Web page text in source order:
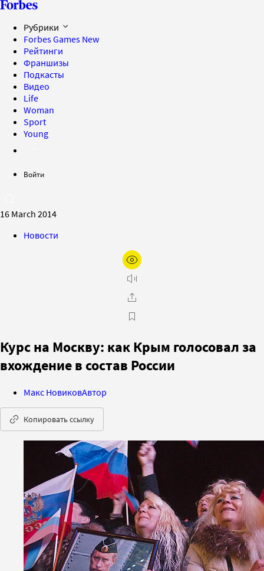
Рубрики
Forbes Games New
Рейтинги
Франшизы
Подкасты
Видео
Life
Woman
Sport
Young
Войти
16 March 2014
Новости
Курс на Москву: как Крым голосовал за
вхождение в состав России
Макс НовиковАвтор
Копировать ссылку